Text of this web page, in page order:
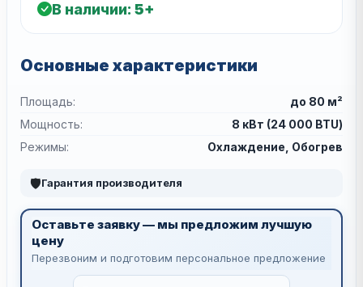
В наличии: 5+
Основные характеристики
Площадь:
до 80 м²
Мощность:
8 кВт (24 000 BTU)
Режимы:
Охлаждение, Обогрев
🛡Гарантия производителя
Оставьте заявку — мы предложим лучшую
цену
Перезвоним и подготовим персональное предложение